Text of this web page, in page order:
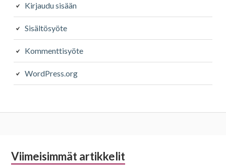
Kirjaudu sisään
Sisältösyöte
Kommenttisyöte
WordPress.org
Alapalkin
Viimeisimmät artikkelit